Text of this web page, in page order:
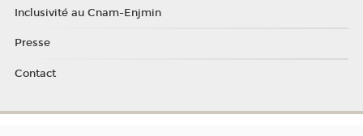
Inclusivité au Cnam-Enjmin
Presse
Contact